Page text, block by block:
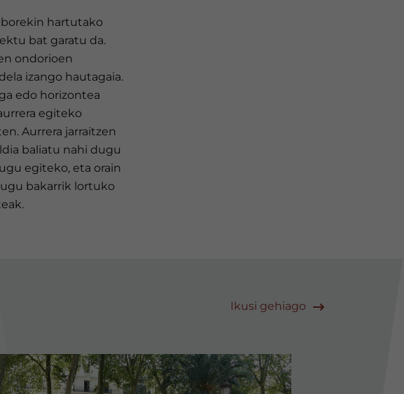
hartutako
bat garatu da.
ondorioen
izango hautagaia.
edo horizontea
egiteko
Aurrera jarraitzen
baliatu nahi dugu
egiteko, eta orain
bakarrik lortuko
Ikusi gehiago